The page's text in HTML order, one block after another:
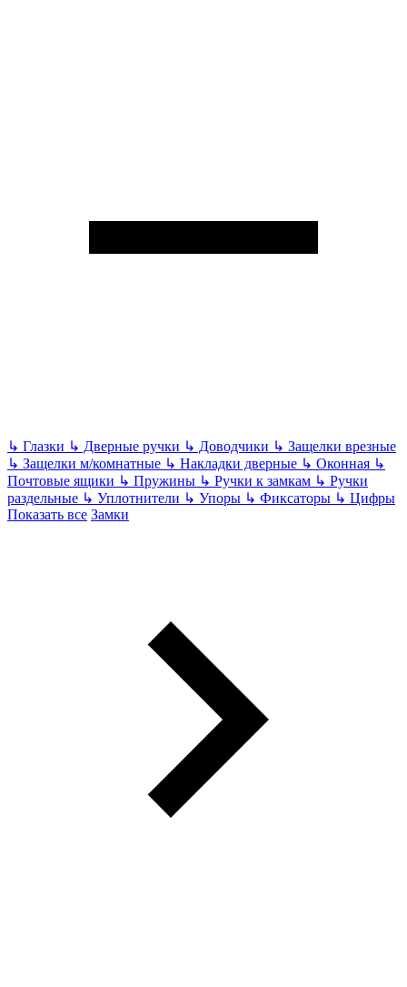
↳ Глазки ↳ Дверные ручки ↳ Доводчики ↳ Защелки врезные
↳ Защелки м/комнатные ↳ Накладки дверные ↳ Оконная ↳
Почтовые ящики ↳ Пружины ↳ Ручки к замкам ↳ Ручки
раздельные ↳ Уплотнители ↳ Упоры ↳ Фиксаторы ↳ Цифры
Показать все Замки